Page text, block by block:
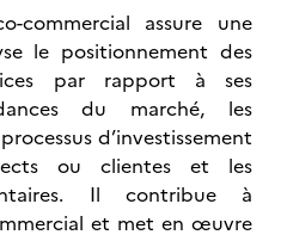
commercial assure une
le positionnement des
par rapport à ses
du marché, les
d’investissement
ou clientes et les
Il contribue à
et met en œuvre